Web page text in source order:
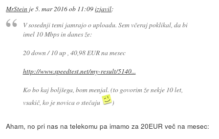
MrStein je5. mar 2016 ob 11:09izjavil:
V sosednji temi jamrajo o uploadu. Sem včeraj poklikal, da bi
imel 10 Mbps in danes že:
20 down / 10 up , 40,98 EUR na mesec
http://www.speedtest.net/my-result/5140...
Ko bo kaj boljšega, bom menjal. (to govorim že nekje 10 let,
vsakič, ko je novica o stečaju
)
Aham, no pri nas na telekomu pa imamo za 20EUR več na mesec: